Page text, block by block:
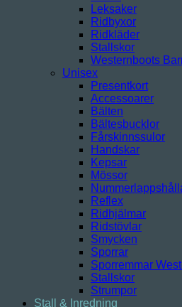
Leksaker
Ridbyxor
Ridkläder
Stallskor
Westernboots
Unisex
Presentkort
Accessoarer
Bälten
Bältesbucklor
Fårskinnssulor
Handskar
Kepsar
Mössor
Reflex
Ridhjälmar
Ridstövlar
Smycken
Sporrar
Sporremmar
Stallskor
Strumpor
Stall & Inredning